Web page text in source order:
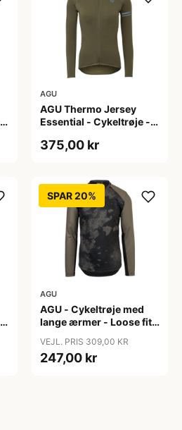
AGU
AGU Thermo Jersey
Essential - Cykeltrøje -
XL
375,00 kr
SPAR 20%
AGU
AGU - Cykeltrøje med
lange ærmer - Loose fit -
VEJL. PRIS 309,00 KR
247,00 kr